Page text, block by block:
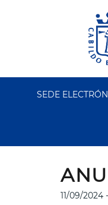
Segundo
SEDE
11/09/2024